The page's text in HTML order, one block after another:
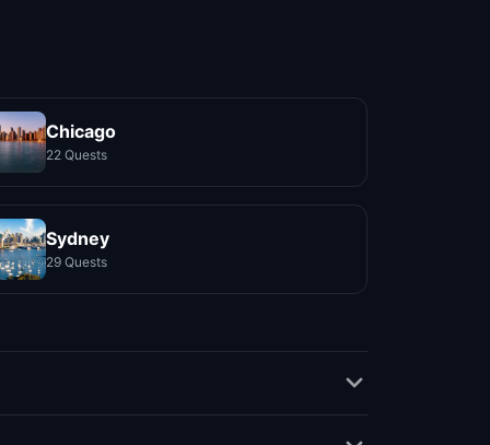
Chicago
22 Quests
Sydney
29 Quests